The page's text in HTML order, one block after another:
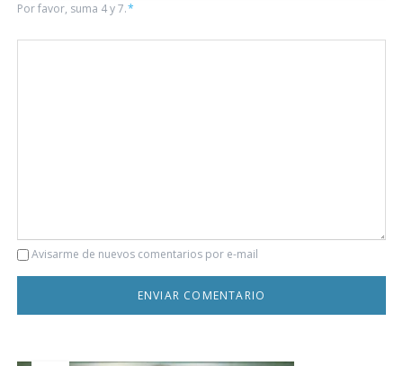
Por favor, suma 4 y 7.*
Comentario
Avisarme de nuevos comentarios por e-mail